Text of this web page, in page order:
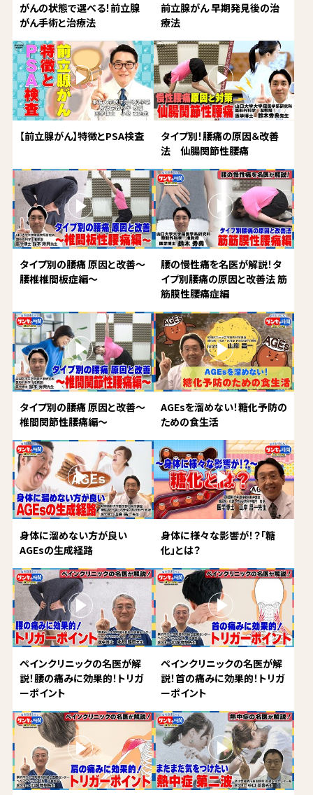
がんの状態で選べる！前立腺
がん手術と治療法
前立腺がん 早期発見後の治
療法
【前立腺がん】特徴とPSA検査
タイプ別！腰痛の原因＆改善
法 仙腸関節性腰痛
タイプ別の腰痛 原因と改善～
腰椎椎間板症編～
腰の慢性痛を名医が解説！タ
イプ別腰痛の原因と改善法 筋
筋膜性腰痛症編
タイプ別の腰痛 原因と改善～
椎間関節性腰痛編～
AGEsを溜めない！糖化予防の
ための食生活
身体に溜めない方が良い
AGEsの生成経路
身体に様々な影響が！？「糖
化」とは？
ペインクリニックの名医が解
説！腰の痛みに効果的！トリガ
ーポイント
ペインクリニックの名医が解
説！首の痛みに効果的！トリガ
ーポイント